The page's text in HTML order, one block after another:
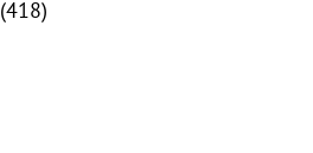
(418)